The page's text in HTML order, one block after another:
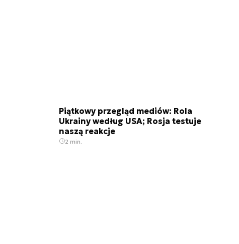
Piątkowy przegląd mediów: Rola
Ukrainy według USA; Rosja testuje
naszą reakcje
2 min.